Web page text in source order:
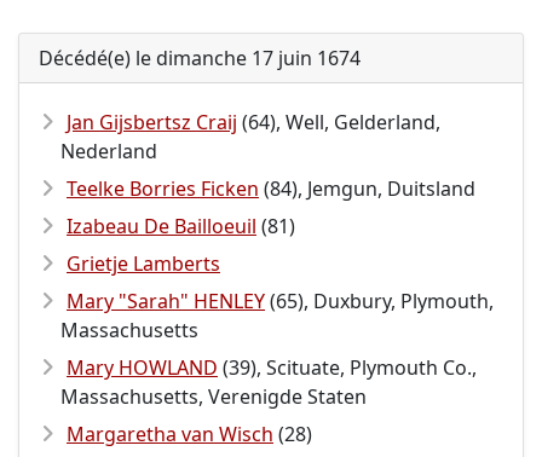
Décédé(e) le dimanche 17 juin 1674
Jan Gijsbertsz Craij (64), Well, Gelderland,
Nederland
Teelke Borries Ficken (84), Jemgun, Duitsland
Izabeau De Bailloeuil (81)
Grietje Lamberts
Mary "Sarah" HENLEY(65), Duxbury, Plymouth,
Massachusetts
Mary HOWLAND (39), Scituate, Plymouth Co.,
Massachusetts, Verenigde Staten
Margaretha van Wisch (28)